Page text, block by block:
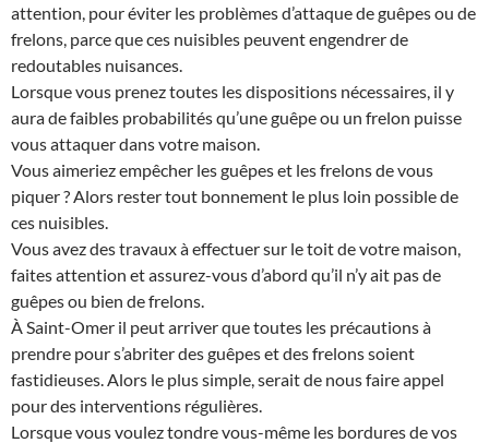
attention, pour éviter les problèmes d’attaque de guêpes ou de
frelons, parce que ces nuisibles peuvent engendrer de
redoutables nuisances.
Lorsque vous prenez toutes les dispositions nécessaires, il y
aura de faibles probabilités qu’une guêpe ou un frelon puisse
vous attaquer dans votre maison.
Vous aimeriez empêcher les guêpes et les frelons de vous
piquer ? Alors rester tout bonnement le plus loin possible de
ces nuisibles.
Vous avez des travaux à effectuer sur le toit de votre maison,
faites attention et assurez-vous d’abord qu’il n’y ait pas de
guêpes ou bien de frelons.
À Saint-Omer il peut arriver que toutes les précautions à
prendre pour s’abriter des guêpes et des frelons soient
fastidieuses. Alors le plus simple, serait de nous faire appel
pour des interventions régulières.
Lorsque vous voulez tondre vous-même les bordures de vos